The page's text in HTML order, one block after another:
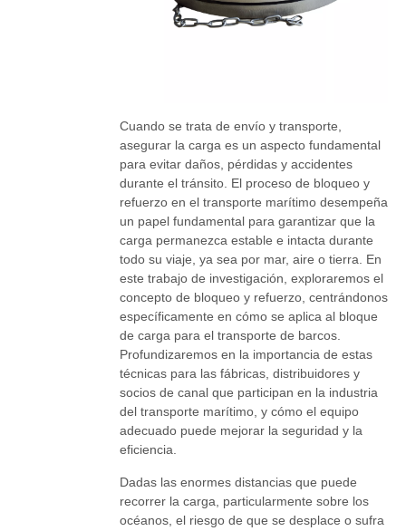
Cuando se trata de envío y transporte,
asegurar la carga es un aspecto fundamental
para evitar daños, pérdidas y accidentes
durante el tránsito. El proceso de bloqueo y
refuerzo en el transporte marítimo desempeña
un papel fundamental para garantizar que la
carga permanezca estable e intacta durante
todo su viaje, ya sea por mar, aire o tierra. En
este trabajo de investigación, exploraremos el
concepto de bloqueo y refuerzo, centrándonos
específicamente en cómo se aplica al bloque
de carga para el transporte de barcos.
Profundizaremos en la importancia de estas
técnicas para las fábricas, distribuidores y
socios de canal que participan en la industria
del transporte marítimo, y cómo el equipo
adecuado puede mejorar la seguridad y la
eficiencia.
Dadas las enormes distancias que puede
recorrer la carga, particularmente sobre los
océanos, el riesgo de que se desplace o sufra